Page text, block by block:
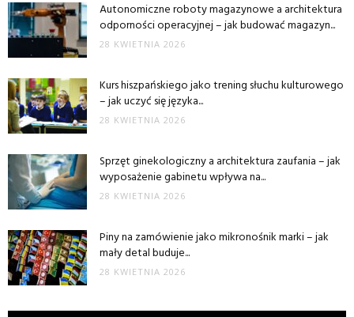
Autonomiczne roboty magazynowe a architektura
odporności operacyjnej – jak budować magazyn...
28 KWIETNIA 2026
Kurs hiszpańskiego jako trening słuchu kulturowego
– jak uczyć się języka...
28 KWIETNIA 2026
Sprzęt ginekologiczny a architektura zaufania – jak
wyposażenie gabinetu wpływa na...
28 KWIETNIA 2026
Piny na zamówienie jako mikronośnik marki – jak
mały detal buduje...
28 KWIETNIA 2026